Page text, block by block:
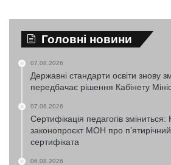
Головні новини
07.08.2026
Державні стандарти освіти знову
передбачає рішення Кабінету
07.08.2026
Сертифікація педагогів
законопроєкт МОН про п’ятирічний
сертифіката
06.08.2026